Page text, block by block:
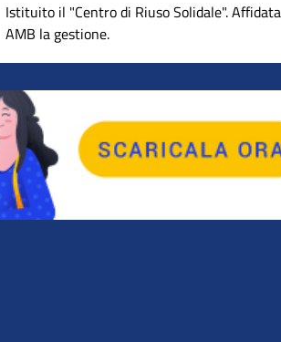
Istituito il "Centro di Riuso Solidale".
AMB la gestione.